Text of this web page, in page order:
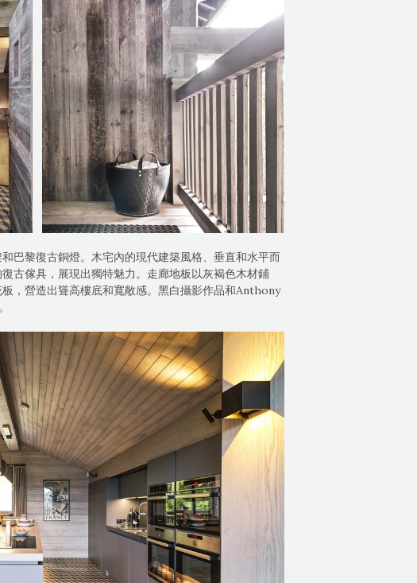
巴黎復古銅燈。木宅內的現代建築風格、垂直和水平而
古傢具，展現出獨特魅力。走廊地板以灰褐色木材鋪
，營造出聳高樓底和寬敞感。黑白攝影作品和Anthony